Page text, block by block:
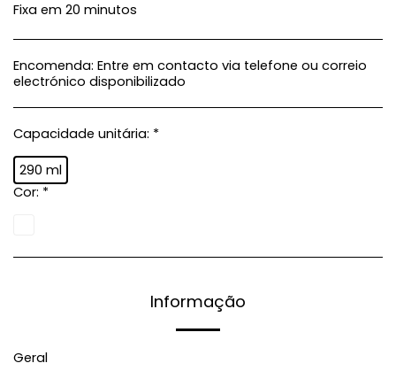
Fixa em 20 minutos
Encomenda: Entre em contacto via telefone ou correio
electrónico disponibilizado
Capacidade unitária: *
290 ml
Cor: *
Informação
Geral